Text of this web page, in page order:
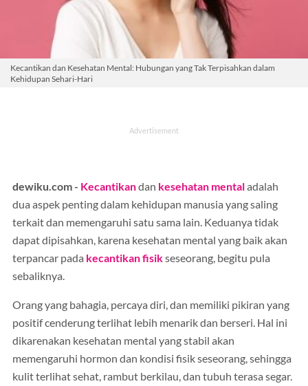
Kecantikan dan Kesehatan Mental: Hubungan yang Tak Terpisahkan dalam
Kehidupan Sehari-Hari
dewiku.com - Kecantikandan kesehatan mentaladalah
dua aspek penting dalam kehidupan manusia yang saling
terkait dan memengaruhi satu sama lain. Keduanya tidak
dapat dipisahkan, karena kesehatan mental yang baik akan
terpancar pada kecantikan fisikseseorang, begitu pula
sebaliknya.
Orang yang bahagia, percaya diri, dan memiliki pikiran yang
positif cenderung terlihat lebih menarik dan berseri. Hal ini
dikarenakan kesehatan mental yang stabil akan
memengaruhi hormon dan kondisi fisik seseorang, sehingga
kulit terlihat sehat, rambut berkilau, dan tubuh terasa segar.